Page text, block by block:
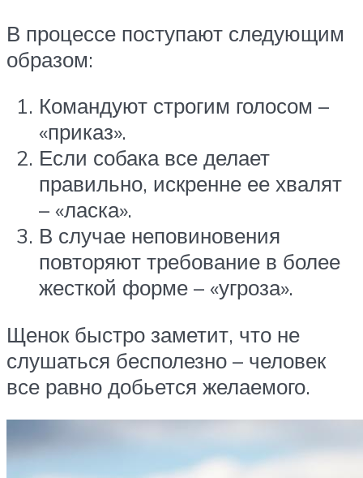
В процессе поступают следующим
образом:
Командуют строгим голосом –
«приказ».
Если собака все делает
правильно, искренне ее хвалят
– «ласка».
В случае неповиновения
повторяют требование в более
жесткой форме – «угроза».
Щенок быстро заметит, что не
слушаться бесполезно – человек
все равно добьется желаемого.